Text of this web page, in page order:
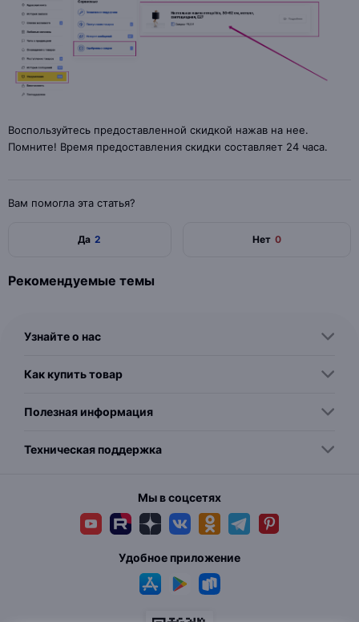
Воспользуйтесь предоставленной скидкой нажав на нее.
Помните! Время предоставления скидки составляет 24 часа.
Вам помогла эта статья?
Да 2 Нет 0
Рекомендуемые темы
Узнайте о нас
Как купить товар
Полезная информация
Техническая поддержка
Мы в соцсетях
Удобное приложение